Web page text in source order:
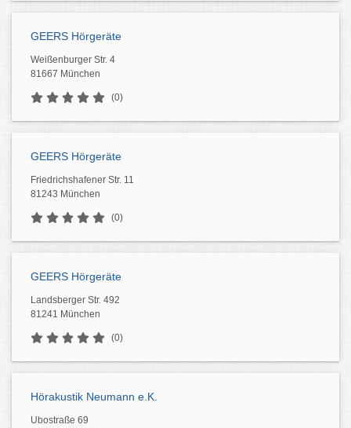
GEERS Hörgeräte
Weißenburger Str. 4
81667 München
(0)
GEERS Hörgeräte
Friedrichshafener Str. 11
81243 München
(0)
GEERS Hörgeräte
Landsberger Str. 492
81241 München
(0)
Hörakustik Neumann e.K.
Ubostraße 69